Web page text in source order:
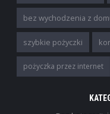
bez wychodzenia z
szybkie pożyczki
pożyczka przez internet